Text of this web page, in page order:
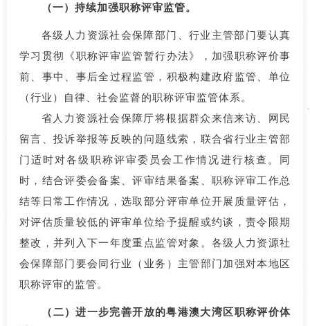
（一）持续加强职称评审监管。
各级人力资源社会保障部门、行业主管部门要认真
学习贯彻《职称评审监管暂行办法》，加强职称评价事
前、事中、事后全过程监管，积极构建政府监管、单位
（行业）自律、社会监督的职称评审监管体系。
省人力资源社会保障厅将根据群众来信来访、网民
留言、投诉举报等反映的问题线索，联合省行业主管部
门适时对各级职称评审委员会工作情况进行核查。同
时，结合评委会备案、评审结果备案、职称评审工作总
结等日常工作情况，选取部分评审单位开展质量评估，
对评估质量较低的评审单位给予提醒或约谈，责令限期
整改，并列入下一年度重点监管对象。各级人力资源社
会保障部门要会同行业（业务）主管部门加强对本地区
职称评审的监管。
（二）进一步完善开放的粤港澳大湾区职称评价体